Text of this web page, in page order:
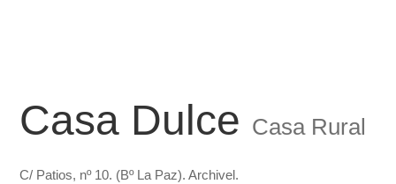
Casa Dulce Casa Rural
C/ Patios, nº 10. (Bº La Paz). Archivel.